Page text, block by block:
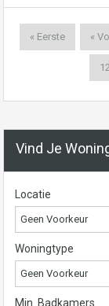
« Eerste «
Vind Je
Locatie
Geen Voorkeur
Woningtype
Geen Voorkeur
Min. Badkamers